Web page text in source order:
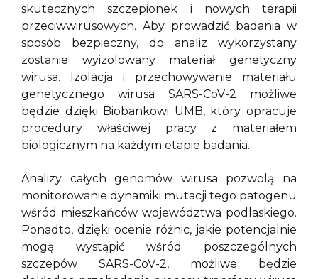
skutecznych szczepionek i nowych terapii
przeciwwirusowych. Aby prowadzić badania w
sposób bezpieczny, do analiz wykorzystany
zostanie wyizolowany materiał genetyczny
wirusa. Izolacja i przechowywanie materiału
genetycznego wirusa SARS-CoV-2 możliwe
będzie dzięki Biobankowi UMB, który opracuje
procedury właściwej pracy z materiałem
biologicznym na każdym etapie badania.
Analizy całych genomów wirusa pozwolą na
monitorowanie dynamiki mutacji tego patogenu
wśród mieszkańców województwa podlaskiego.
Ponadto, dzięki ocenie różnic, jakie potencjalnie
mogą wystąpić wśród poszczególnych
szczepów SARS-CoV-2, możliwe będzie